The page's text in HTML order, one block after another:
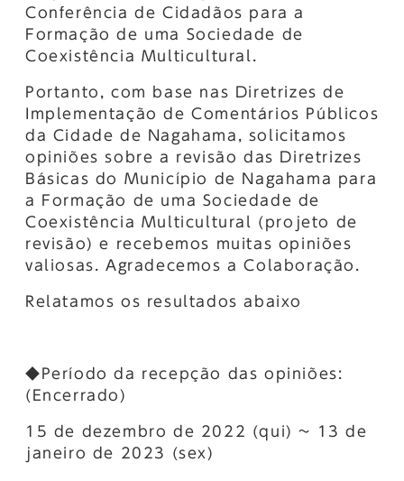
Conferência de Cidadãos para a
Formação de uma Sociedade de
Coexistência Multicultural.
Portanto, com base nas Diretrizes de
Implementação de Comentários Públicos
da Cidade de Nagahama, solicitamos
opiniões sobre a revisão das Diretrizes
Básicas do Município de Nagahama para
a Formação de uma Sociedade de
Coexistência Multicultural (projeto de
revisão) e recebemos muitas opiniões
valiosas. Agradecemos a Colaboração.
Relatamos os resultados abaixo
◆Período da recepção das opiniões:
(Encerrado)
15 de dezembro de 2022 (qui) ~ 13 de
janeiro de 2023 (sex)